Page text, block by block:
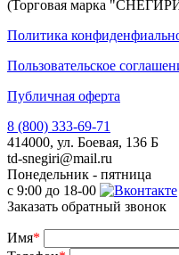
(Торговая марка
Политика
Пользовательское
Публичная оферта
8 (800) 333-69-71
414000, ул. Боевая, 136 Б
td-snegiri@mail.ru
Понедельник - пятница
с 9:00 до 18-00
Заказать обратный звонок
Имя*